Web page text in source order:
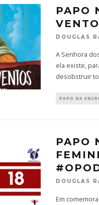
PAPO
DOUGLAS
A Senhora
ela existe,
desobstruir
PAPO NA
PAPO
DOUGLAS
Em